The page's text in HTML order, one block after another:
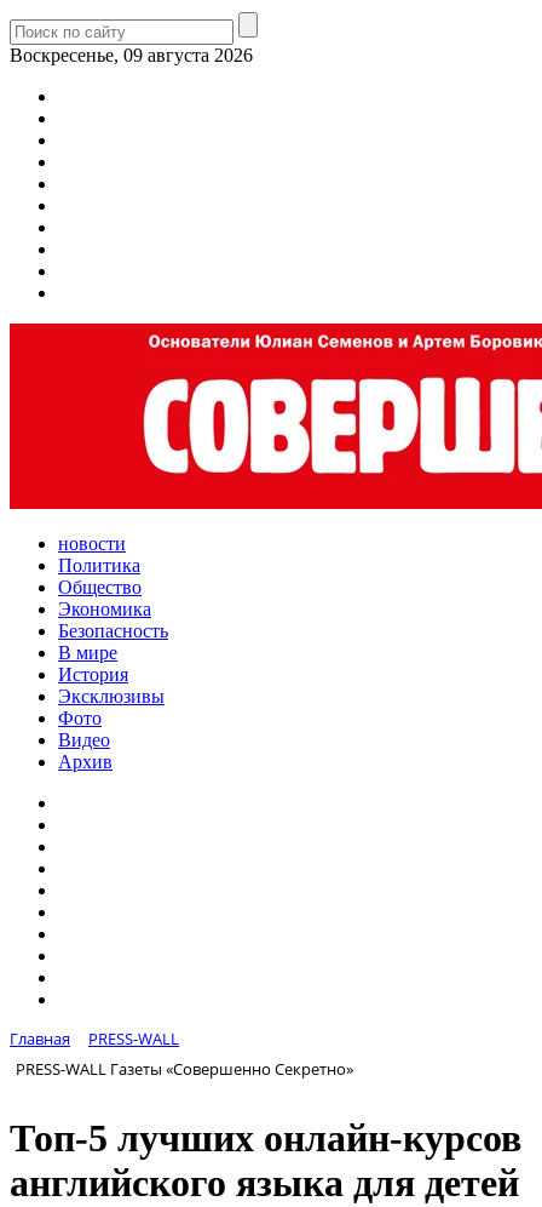
Воскресенье, 09 августа 2026
новости
Политика
Общество
Экономика
Безопасность
В мире
История
Эксклюзивы
Фото
Видео
Архив
Главная
PRESS-WALL
PRESS-WALL Газеты «Совершенно Секретно»
Топ-5 лучших онлайн-курсов
английского языка для детей